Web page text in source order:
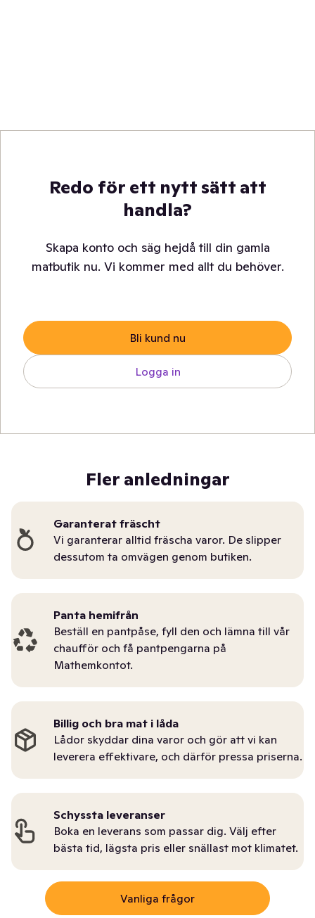
Redo för ett nytt sätt att
handla?
Skapa konto och säg hejdå till din gamla
matbutik nu. Vi kommer med allt du behöver.
Bli kund nu
Logga in
Fler anledningar
Garanterat fräscht
Vi garanterar alltid fräscha varor. De slipper
dessutom ta omvägen genom butiken.
Panta hemifrån
Beställ en pantpåse, fyll den och lämna till vår
chaufför och få pantpengarna på
Mathemkontot.
Billig och bra mat i låda
Lådor skyddar dina varor och gör att vi kan
leverera effektivare, och därför pressa priserna.
Schyssta leveranser
Boka en leverans som passar dig. Välj efter
bästa tid, lägsta pris eller snällast mot klimatet.
Vanliga frågor